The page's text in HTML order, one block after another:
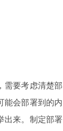
需要考虑清楚部
能会部署到的内
出来。制定部署